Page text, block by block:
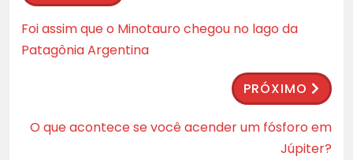
Foi assim que o Minotauro chegou no lago da
Patagônia Argentina
PRÓXIMO
O que acontece se você acender um fósforo em
Júpiter?